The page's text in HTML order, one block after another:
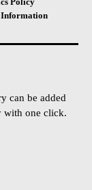
Information
can be added
with one click.